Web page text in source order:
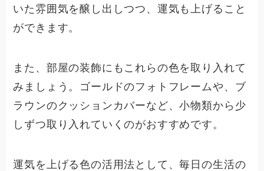
いた雰囲気を醸し出しつつ、運気も上げること
ができます。
また、部屋の装飾にもこれらの色を取り入れて
みましょう。ゴールドのフォトフレームや、ブ
ラウンのクッションカバーなど、小物類から少
しずつ取り入れていくのがおすすめです。
運気を上げる色の活用法として、毎日の生活の